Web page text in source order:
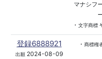
マナシフ
・ 文字商標
登録6888921
出願2024-08-09
・ 商標権